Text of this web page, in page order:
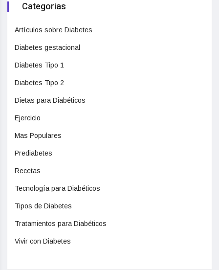
Categorias
Artículos sobre Diabetes
Diabetes gestacional
Diabetes Tipo 1
Diabetes Tipo 2
Dietas para Diabéticos
Ejercicio
Mas Populares
Prediabetes
Recetas
Tecnología para Diabéticos
Tipos de Diabetes
Tratamientos para Diabéticos
Vivir con Diabetes